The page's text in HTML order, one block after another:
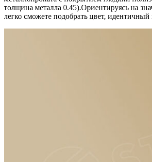
толщина металла 0.45).Ориентируясь на
легко cможете подобрать цвет, идентичный